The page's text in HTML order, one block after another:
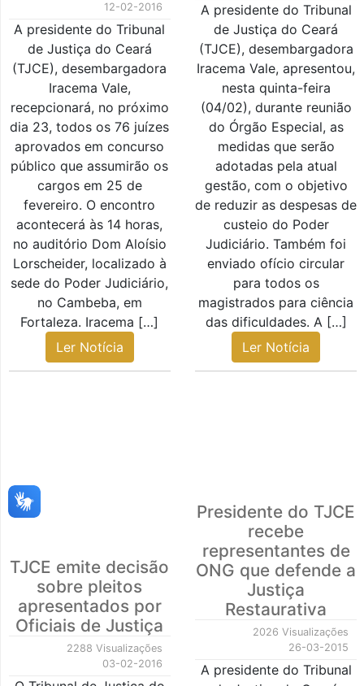
12-02-2016
A presidente do Tribunal
de Justiça do Ceará
(TJCE), desembargadora
Iracema Vale,
recepcionará, no próximo
dia 23, todos os 76 juízes
aprovados em concurso
público que assumirão os
cargos em 25 de
fevereiro. O encontro
acontecerá às 14 horas,
no auditório Dom Aloísio
Lorscheider, localizado à
sede do Poder Judiciário,
no Cambeba, em
Fortaleza. Iracema […]
Ler Notícia
A presidente do Tribunal
de Justiça do Ceará
(TJCE), desembargadora
Iracema Vale, apresentou,
nesta quinta-feira
(04/02), durante reunião
do Órgão Especial, as
medidas que serão
adotadas pela atual
gestão, com o objetivo
de reduzir as despesas de
custeio do Poder
Judiciário. Também foi
enviado ofício circular
para todos os
magistrados para ciência
das dificuldades. A […]
Ler Notícia
TJCE emite decisão
sobre pleitos
apresentados por
Oficiais de Justiça
2288 Visualizações
03-02-2016
Presidente do TJCE
recebe
representantes de
ONG que defende a
Justiça
Restaurativa
2026 Visualizações
26-03-2015
A presidente do Tribunal